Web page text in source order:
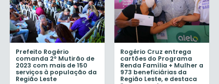
Prefeito Rogério
comanda 2º Mutirão de
2023 com mais de 150
serviços à população da
Região Leste
Rogério Cruz entrega
cartões do Programa
Renda Família + Mulher a
973 beneficiárias da
Região Leste, e destaca